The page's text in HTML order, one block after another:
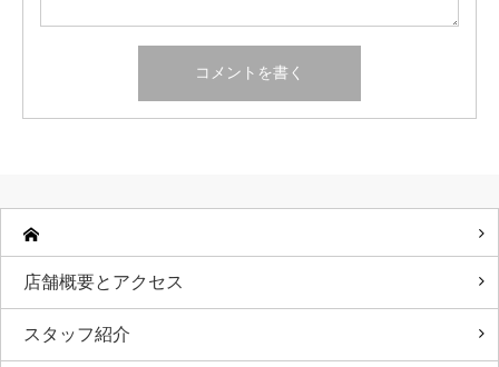
店舗概要とアクセス
スタッフ紹介